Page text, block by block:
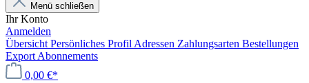
Menü schließen
Ihr Konto
Anmelden
Übersicht Persönliches Profil Adressen Zahlungsarten Bestellungen
Export Abonnements
0,00 €*